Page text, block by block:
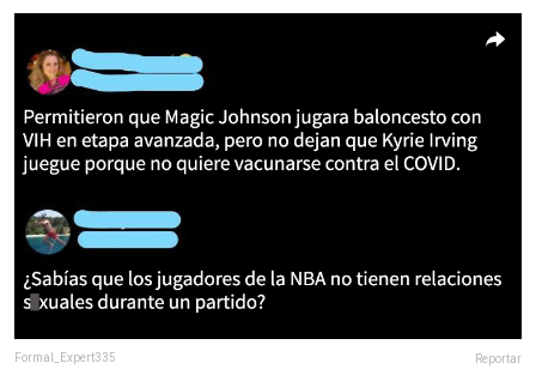
Formal_Expert335 Reportar